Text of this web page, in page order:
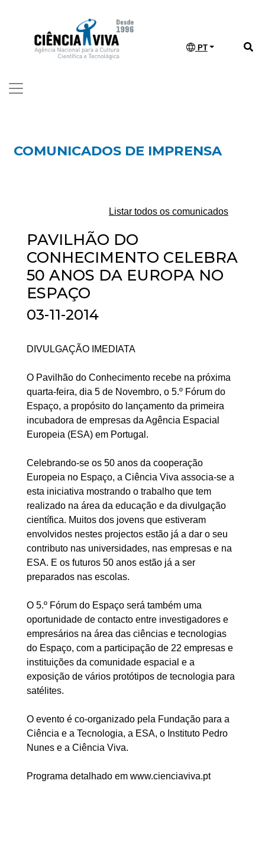
PT
COMUNICADOS DE IMPRENSA
Listar todos os comunicados
PAVILHÃO DO
CONHECIMENTO CELEBRA
50 ANOS DA EUROPA NO
ESPAÇO
03-11-2014
DIVULGAÇÃO IMEDIATA
O Pavilhão do Conhecimento recebe na próxima
quarta-feira, dia 5 de Novembro, o 5.º Fórum do
Espaço, a propósito do lançamento da primeira
incubadora de empresas da Agência Espacial
Europeia (ESA) em Portugal.
Celebrando-se os 50 anos da cooperação
Europeia no Espaço, a Ciência Viva associa-se a
esta iniciativa mostrando o trabalho que tem
realizado na área da educação e da divulgação
científica. Muitos dos jovens que estiveram
envolvidos nestes projectos estão já a dar o seu
contributo nas universidades, nas empresas e na
ESA. E os futuros 50 anos estão já a ser
preparados nas escolas.
O 5.º Fórum do Espaço será também uma
oportunidade de contacto entre investigadores e
empresários na área das ciências e tecnologias
do Espaço, com a participação de 22 empresas e
instituições da comunidade espacial e a
exposição de vários protótipos de tecnologia para
satélites.
O evento é co-organizado pela Fundação para a
Ciência e a Tecnologia, a ESA, o Instituto Pedro
Nunes e a Ciência Viva.
Programa detalhado em www.cienciaviva.pt